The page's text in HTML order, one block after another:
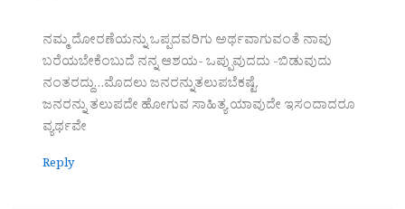
ನಮ್ಮ ದೋರಣೆಯನ್ನು ಒಪ್ಪದವರಿಗು ಅರ್ಥವಾಗುವಂತೆ ನಾವು
ಬರೆಯಬೇಕೆಂಬುದೆ ನನ್ನ ಆಶಯ- ಒಪ್ಪುವುದದು -ಬಿಡುವುದು
ನಂತರದ್ದು…ಮೊದಲು ಜನರನ್ನುತಲುಪಬೆಕಷ್ಟೆ.
ಜನರನ್ನು ತಲುಪದೇ ಹೋಗುವ ಸಾಹಿತ್ಯ ಯಾವುದೇ ಇಸಂದಾದರೂ
ವ್ಯರ್ಥವೇ
Reply